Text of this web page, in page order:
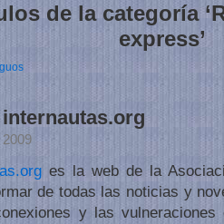
de la categoría
express’
es la web de la
de todas las noticias y
y las